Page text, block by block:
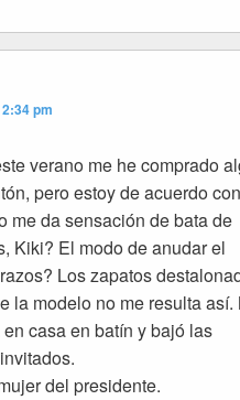
pm
verano me he comprado
pero estoy de acuerdo
me da sensación de bata de
Kiki? El modo de anudar el
Los zapatos
la modelo no me resulta así.
casa en batín y bajó las
del presidente.